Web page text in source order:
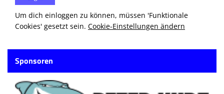
Um dich einloggen zu können, müssen 'Funktionale
Cookies' gesetzt sein. Cookie-Einstellungen ändern
Sponsoren